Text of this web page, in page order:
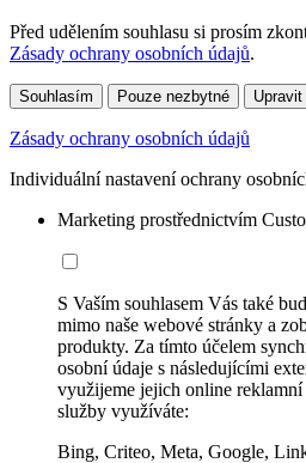
Před udělením souhlasu si prosím
Zásady ochrany osobních údajů.
Souhlasím Pouze nezbytné
Zásady ochrany osobních údajů
Individuální nastavení ochrany
Marketing prostřednictvím
S Vaším souhlasem Vás také
mimo naše webové stránky a
produkty. Za tímto účelem
osobní údaje s následujícími
využijeme jejich online
služby využíváte:
Bing, Criteo, Meta, Google,